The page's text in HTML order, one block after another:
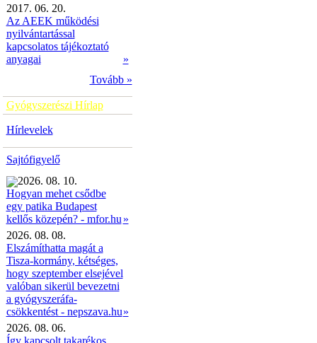
2017. 06. 20.
Az AEEK működési
nyilvántartással
kapcsolatos tájékoztató
anyagai
»
Tovább »
Gyógyszerészi Hírlap
Hírlevelek
Sajtófigyelő
2026. 08. 10.
Hogyan mehet csődbe
egy patika Budapest
kellős közepén? - mfor.hu »
2026. 08. 08.
Elszámíthatta magát a
Tisza-kormány, kétséges,
hogy szeptember elsejével
valóban sikerül bevezetni
a gyógyszeráfa-
csökkentést - nepszava.hu»
2026. 08. 06.
Így kapcsolt takarékos